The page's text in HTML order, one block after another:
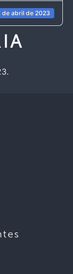
de abril de 2023